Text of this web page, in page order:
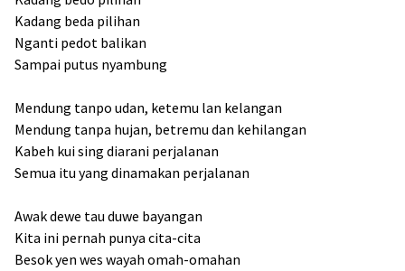
Kadang beda pilihan
Nganti pedot balikan
Sampai putus nyambung
Mendung tanpo udan, ketemu lan kelangan
Mendung tanpa hujan, betremu dan kehilangan
Kabeh kui sing diarani perjalanan
Semua itu yang dinamakan perjalanan
Awak dewe tau duwe bayangan
Kita ini pernah punya cita-cita
Besok yen wes wayah omah-omahan